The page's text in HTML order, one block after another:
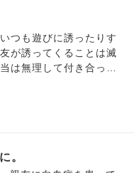
入ります…
などの「現実」であ
がそれ以外はダメで
家族全員が同じタイプ
痴ったりするのは極力
やいてしまい「しょう
供して欲しい気持ちが
出してほしくないよう
いの気持ちは持てな
地悪な人に見えている
が微塵もないのに結
つも遊びに誘ったりす
が誘ってくることは滅
は無理して付き合って
持ってしまいます。
な時はいつも連絡をし
これからも親友を誘い
。